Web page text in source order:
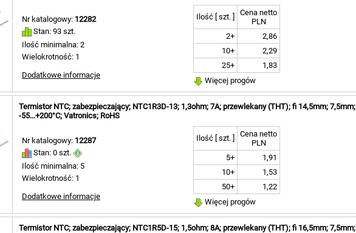
Nr katalogowy: 12282
Stan: 93 szt.
Ilość minimalna: 2
Wielokrotność: 1
Dodatkowe informacje
Ilość [ szt. ]
Cena netto
PLN
2+
2,86
10+
2,29
25+
1,83
Więcej progów
Termistor NTC; zabezpieczający; NTC1R3D-13; 1,3ohm; 7A; przewlekany (THT); fi 14,5mm; 7,5mm;
-55...+200°C; Vatronics; RoHS
Nr katalogowy: 12287
Stan: 0 szt.
Ilość minimalna: 5
Wielokrotność: 1
Dodatkowe informacje
Ilość [ szt. ]
Cena netto
PLN
5+
1,91
10+
1,53
50+
1,22
Więcej progów
Termistor NTC; zabezpieczający; NTC1R5D-15; 1,5ohm; 8A; przewlekany (THT); fi 16,5mm; 7,5mm;